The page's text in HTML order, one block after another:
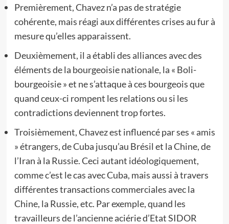
Premièrement, Chavez n’a pas de stratégie
cohérente, mais réagi aux différentes crises au fur à
mesure qu’elles apparaissent.
Deuxièmement, il a établi des alliances avec des
éléments de la bourgeoisie nationale, la « Boli-
bourgeoisie » et ne s’attaque à ces bourgeois que
quand ceux-ci rompent les relations ou si les
contradictions deviennent trop fortes.
Troisièmement, Chavez est influencé par ses « amis
» étrangers, de Cuba jusqu’au Brésil et la Chine, de
l’Iran à la Russie. Ceci autant idéologiquement,
comme c’est le cas avec Cuba, mais aussi à travers
différentes transactions commerciales avec la
Chine, la Russie, etc. Par exemple, quand les
travailleurs de l’ancienne aciérie d’Etat SIDOR